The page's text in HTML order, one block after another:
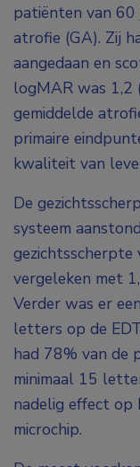
patiënten van 60
atrofie (GA). Zij
aangedaan en
logMAR was 1,2
gemiddelde
primaire
kwaliteit van
De
systeem
gezichtsscherpte
vergeleken met
Verder was er
letters op de
had 78% van de
minimaal 15
nadelig effect op
microchip.